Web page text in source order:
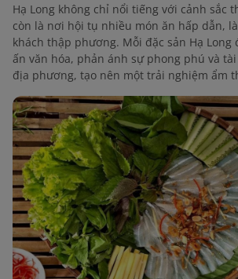
Hạ Long không chỉ nổi tiếng với cảnh sắc
còn là nơi hội tụ nhiều món ăn hấp dẫn,
khách thập phương. Mỗi đặc sản Hạ Long
ấn văn hóa, phản ánh sự phong phú và
địa phương, tạo nên một trải nghiệm ẩm